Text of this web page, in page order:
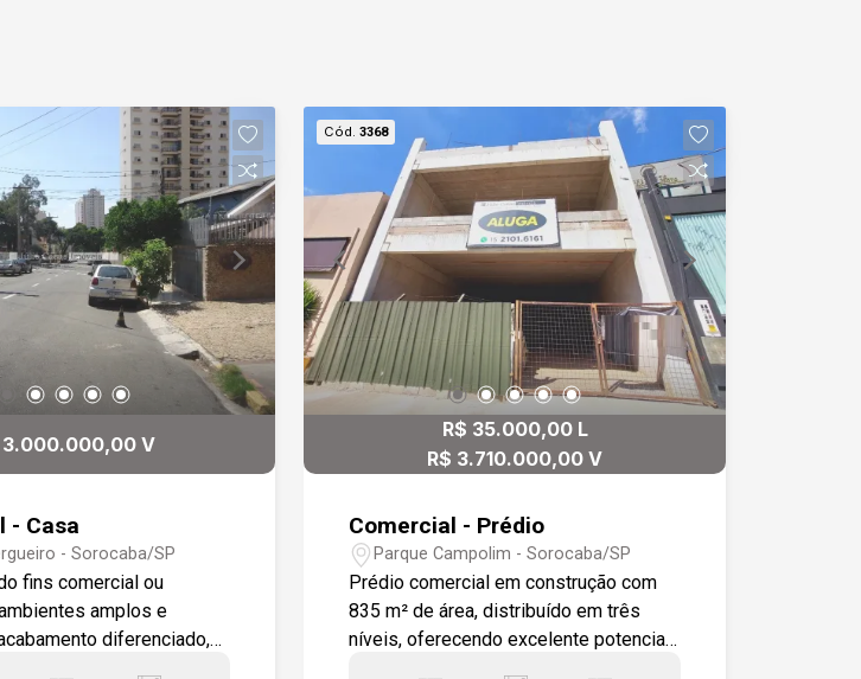
3.000.000,00 V
- Casa
- Sorocaba/SP
fins comercial ou
amplos e
diferenciado,
Cód. 3368
R$ 35.000,00 L
R$ 3.710.000,00 V
Comercial - Prédio
Parque Campolim - Sorocaba/SP
Prédio comercial em construção com
835 m² de área, distribuído em três
níveis, oferecendo excelente potencial